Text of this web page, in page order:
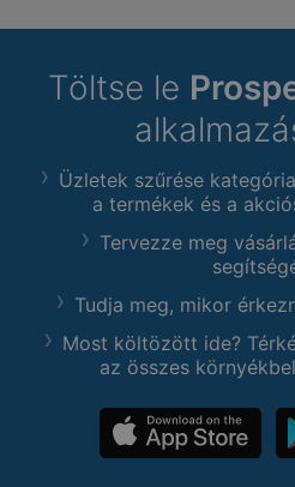
Töltse le
Üzletek szűrése
a termékek és a
Tervezze meg
Tudja meg, mikor
Most költözött ide?
az összes